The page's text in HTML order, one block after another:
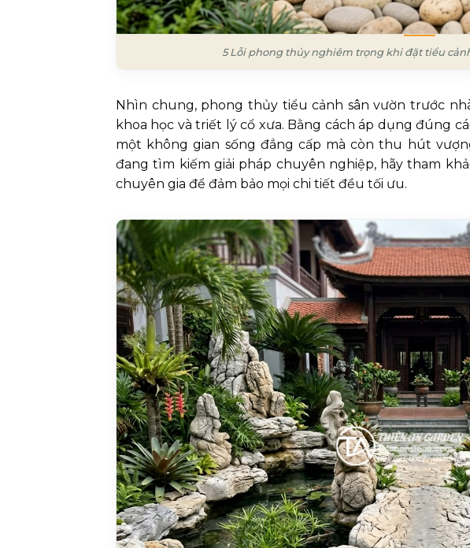
5 Lỗi phong thủy nghiêm trọng khi đặt tiểu
Nhìn chung, phong thủy tiểu cảnh sân vườn trước
khoa học và triết lý cổ xưa. Bằng cách áp dụng đúng
một không gian sống đẳng cấp mà còn thu hút
đang tìm kiếm giải pháp chuyên nghiệp, hãy tham
chuyên gia để đảm bảo mọi chi tiết đều tối ưu.